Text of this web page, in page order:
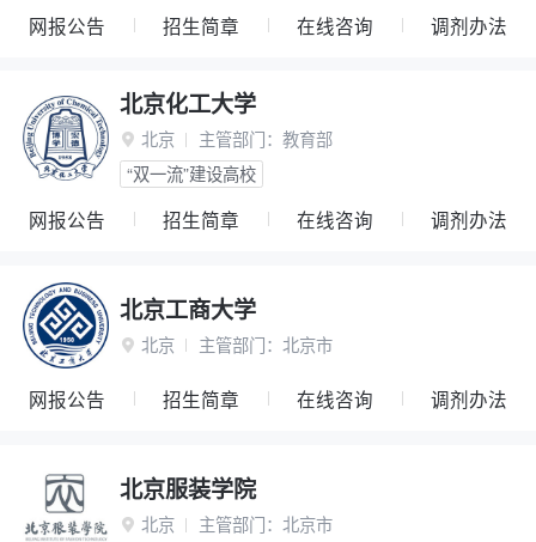
网报公告 招生简章 在线咨询 调剂办法
北京化工大学
 北京 主管部门： 教育部
“双一流”建设高校
网报公告 招生简章 在线咨询 调剂办法
北京工商大学
 北京 主管部门： 北京市
网报公告 招生简章 在线咨询 调剂办法
北京服装学院
 北京 主管部门： 北京市